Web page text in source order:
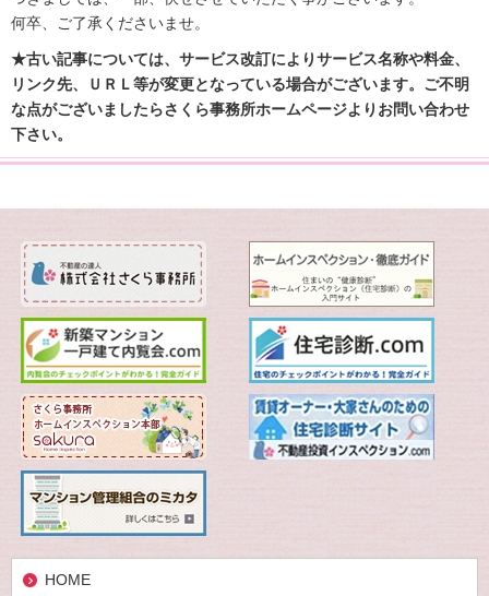
何卒、ご了承くださいませ。
★古い記事については、サービス改訂によりサービス名称や料金、
リンク先、ＵＲＬ等が変更となっている場合がございます。ご不明
な点がございましたらさくら事務所ホームページよりお問い合わせ
下さい。
HOME